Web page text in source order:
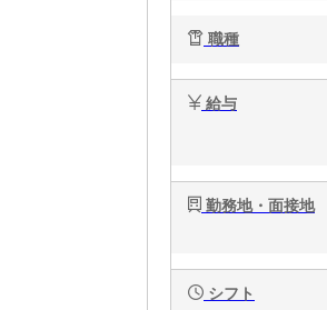
職種
給与
勤務地・面接地
シフト